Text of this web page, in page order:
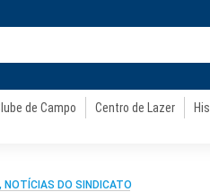
de Campo Centro de Lazer
, NOTÍCIAS DO SINDICATO